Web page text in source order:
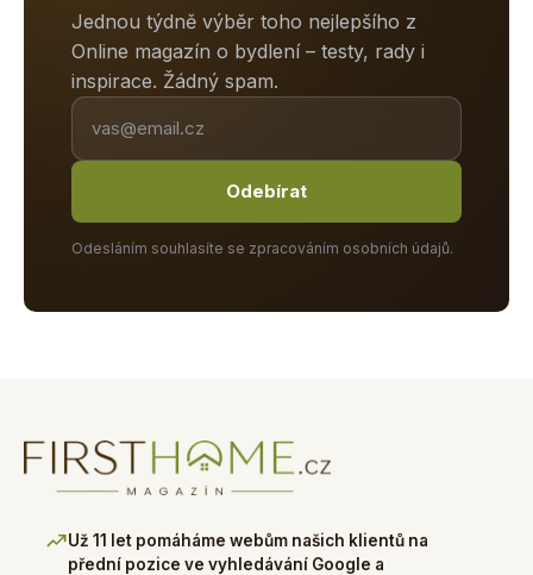
Jednou týdně výběr toho nejlepšího z
Online magazín o bydlení – testy, rady i
inspirace. Žádný spam.
Odebírat
Odesláním souhlasíte se zpracováním osobních údajů.
Už 11 let pomáháme webům našich klientů na
přední pozice ve vyhledávání Google a